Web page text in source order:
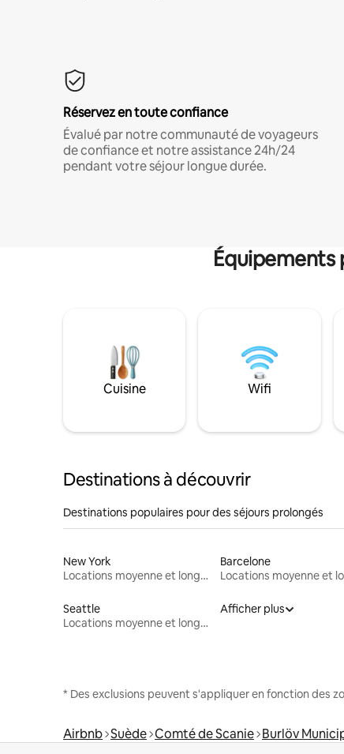
Réservez en toute confiance
Évalué par notre communauté de voyageurs
de confiance et notre assistance 24h/24
pendant votre séjour longue durée.
Équipements
Cuisine Wifi
Destinations à découvrir
Destinations populaires pour des séjours prolongés
New York
Locations moyenne et longue durée
Barcelone
Seattle
Locations moyenne et longue durée
Afficher plus
* Des exclusions peuvent s'appliquer en fonction des
Airbnb Suède Comté de Scanie Burlöv